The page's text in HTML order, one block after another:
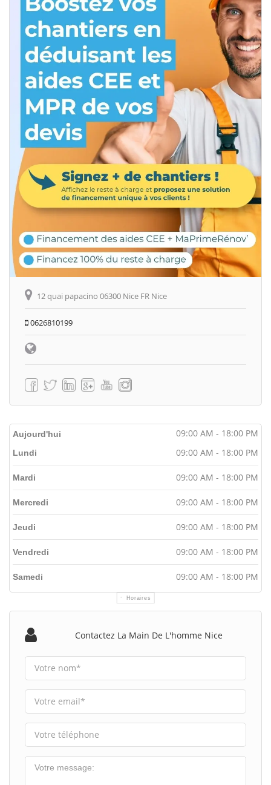
12 quai papacino 06300 Nice FR Nice
0626810199
Aujourd'hui 09:00 AM - 18:00 PM
Horaires
Lundi 09:00 AM - 18:00 PM
Mardi 09:00 AM - 18:00 PM
Mercredi 09:00 AM - 18:00 PM
Jeudi 09:00 AM - 18:00 PM
Vendredi 09:00 AM - 18:00 PM
Samedi 09:00 AM - 18:00 PM
Contactez La Main De L'homme Nice